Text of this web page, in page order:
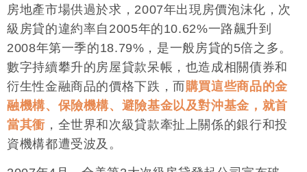
房地產市場供過於求，2007年出現房價泡沫化，次
級房貸的違約率自2005年的10.62%一路飆升到
2008年第一季的18.79%，是一般房貸的5倍之多。
數字持續攀升的房屋貸款呆帳，也造成相關債券和
衍生性金融商品的價格下跌，而購買這些商品的金
融機構、保險機構、避險基金以及對沖基金，就首
當其衝，全世界和次級貸款牽扯上關係的銀行和投
資機構都遭受波及。